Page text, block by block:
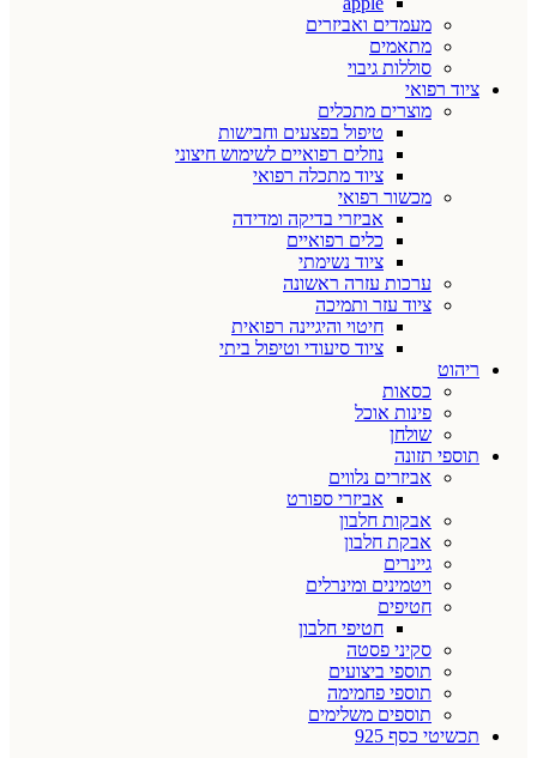
מעמדים ואביזרים
מתאמים
סוללות גיבוי
ציוד רפואי
מוצרים מתכלים
טיפול בפצעים וחבישות
נוזלים רפואיים לשימוש חיצוני
ציוד מתכלה רפואי
מכשור רפואי
אביזרי בדיקה ומדידה
כלים רפואיים
ציוד נשימתי
ערכות עזרה ראשונה
ציוד עזר ותמיכה
חיטוי והיגיינה רפואית
ציוד סיעודי וטיפול ביתי
ריהוט
כסאות
פינות אוכל
שולחן
תוספי תזונה
אביזרים נלווים
אביזרי ספורט
אבקות חלבון
אבקת חלבון
גיינרים
ויטמינים ומינרלים
חטיפים
חטיפי חלבון
סקיני פסטה
תוספי ביצועים
תוספי פחמימה
תוספים משלימים
תכשיטי כסף 925